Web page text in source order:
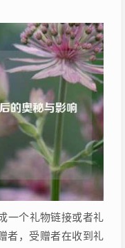
一个礼物链接或者礼
者，受赠者在收到礼